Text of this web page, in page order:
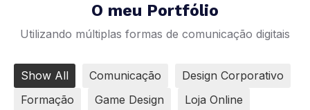
O meu Portfólio
Utilizando múltiplas formas de comunicação digitais
Show All Comunicação
Design Corporativo
Formação
Game Design
Loja Online